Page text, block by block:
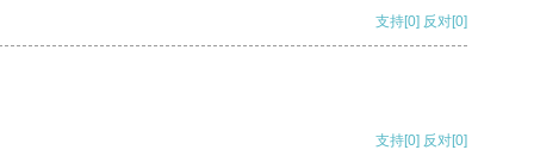
支持[0] 反对[0]
支持[0] 反对[0]